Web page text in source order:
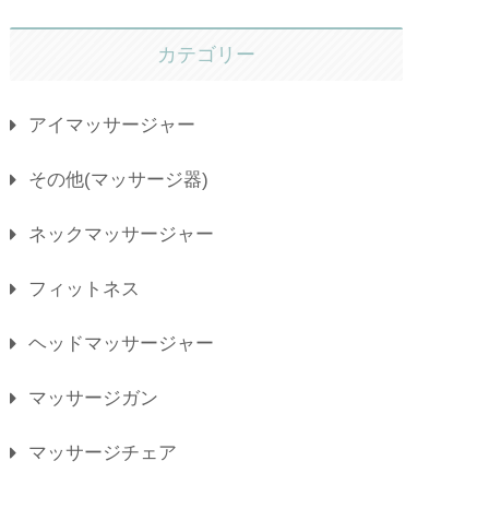
カテゴリー
アイマッサージャー
その他(マッサージ器)
ネックマッサージャー
フィットネス
ヘッドマッサージャー
マッサージガン
マッサージチェア